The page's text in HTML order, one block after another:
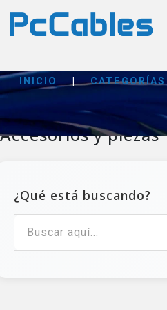
INICIO | CATEGORÍAS
Accesorios y piezas
¿Qué está buscando?